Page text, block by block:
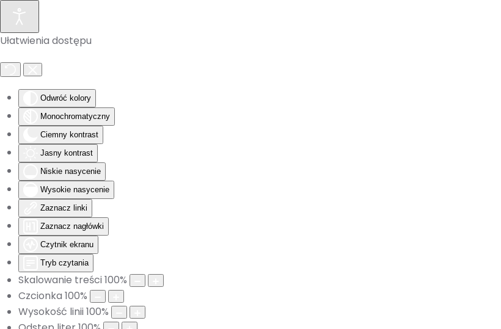
Ułatwienia dostępu
Odwróć kolory
Monochromatyczny
Ciemny kontrast
Jasny kontrast
Niskie nasycenie
Wysokie nasycenie
Zaznacz linki
Zaznacz nagłówki
Czytnik ekranu
Tryb czytania
Skalowanie treści 100%
Czcionka 100%
Wysokość linii 100%
Skip to main content